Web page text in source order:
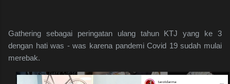
Gathering sebagai peringatan ulang tahun KTJ yang ke 3
dengan hati was - was karena pandemi Covid 19 sudah mulai
merebak.